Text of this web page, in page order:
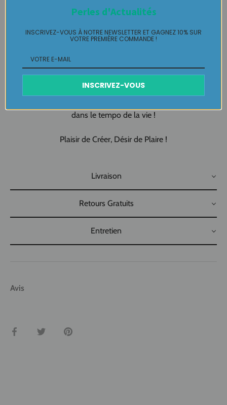
minimaliste harmonieuse de bijoux éclairés et singuliers en
verre de Murano !
En pièce unique pour vous parer de mille feux étincelants en un
À porter comme un sourire aux lèvres vous illuminant en un
rayon ciblé d'une lumière épanouissante et radieuse comme
dans le tempo de la vie !
Plaisir de Créer, Désir de Plaire !
Livraison
Retours Gratuits
Entretien
Avis
Partager TweeterÉpingler
Perles d'Actualités
INSCRIVEZ-VOUS À NOTRE NEWSLETTER ET GAGNEZ 10% SUR
VOTRE PREMIÈRE COMMANDE !
INSCRIVEZ-VOUS